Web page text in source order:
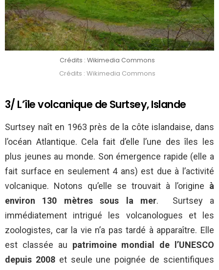
Crédits : Wikimedia Commons
Crédits : Wikimedia Commons
3/ L’île volcanique de Surtsey, Islande
Surtsey naît en 1963 près de la côte islandaise, dans
l’océan Atlantique. Cela fait d’elle l’une des îles les
plus jeunes au monde. Son émergence rapide (elle a
fait surface en seulement 4 ans) est due à l’activité
volcanique. Notons qu’elle se trouvait à l’origine à
environ 130 mètres sous la mer. Surtsey a
immédiatement intrigué les volcanologues et les
zoologistes, car la vie n’a pas tardé à apparaître. Elle
est classée au patrimoine mondial de l’UNESCO
depuis 2008et seule une poignée de scientifiques